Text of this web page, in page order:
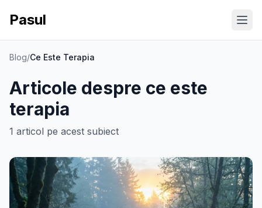
Pasul
Blog/Ce Este Terapia
Articole despre ce este
terapia
1 articol pe acest subiect